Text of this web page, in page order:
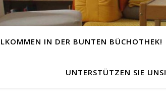
IN DER BUNTEN BÜCHOTHEK!
UNTERSTÜTZEN SIE UNS!